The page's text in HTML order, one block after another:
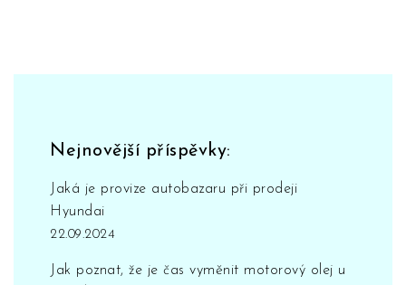
Nejnovější příspěvky:
Jaká je provize autobazaru při prodeji
Hyundai
22.09.2024
Jak poznat, že je čas vyměnit motorový olej u